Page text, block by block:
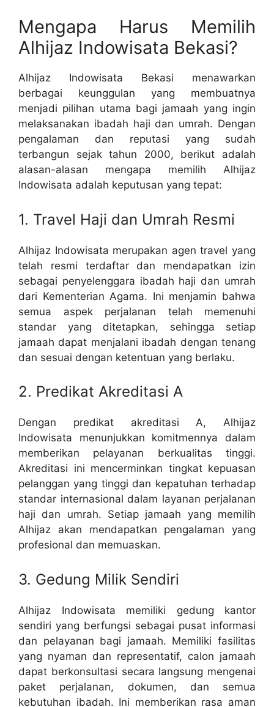
Mengapa Harus Memilih
Alhijaz Indowisata Bekasi?
Alhijaz Indowisata Bekasi menawarkan
berbagai keunggulan yang membuatnya
menjadi pilihan utama bagi jamaah yang ingin
melaksanakan ibadah haji dan umrah. Dengan
pengalaman dan reputasi yang sudah
terbangun sejak tahun 2000, berikut adalah
alasan-alasan mengapa memilih Alhijaz
Indowisata adalah keputusan yang tepat:
1. Travel Haji dan Umrah Resmi
Alhijaz Indowisata merupakan agen travel yang
telah resmi terdaftar dan mendapatkan izin
sebagai penyelenggara ibadah haji dan umrah
dari Kementerian Agama. Ini menjamin bahwa
semua aspek perjalanan telah memenuhi
standar yang ditetapkan, sehingga setiap
jamaah dapat menjalani ibadah dengan tenang
dan sesuai dengan ketentuan yang berlaku.
2. Predikat Akreditasi A
Dengan predikat akreditasi A, Alhijaz
Indowisata menunjukkan komitmennya dalam
memberikan pelayanan berkualitas tinggi.
Akreditasi ini mencerminkan tingkat kepuasan
pelanggan yang tinggi dan kepatuhan terhadap
standar internasional dalam layanan perjalanan
haji dan umrah. Setiap jamaah yang memilih
Alhijaz akan mendapatkan pengalaman yang
profesional dan memuaskan.
3. Gedung Milik Sendiri
Alhijaz Indowisata memiliki gedung kantor
sendiri yang berfungsi sebagai pusat informasi
dan pelayanan bagi jamaah. Memiliki fasilitas
yang nyaman dan representatif, calon jamaah
dapat berkonsultasi secara langsung mengenai
paket perjalanan, dokumen, dan semua
kebutuhan ibadah. Ini memberikan rasa aman